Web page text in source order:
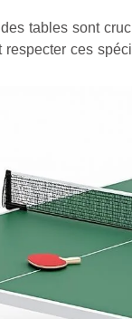
tables sont
ces